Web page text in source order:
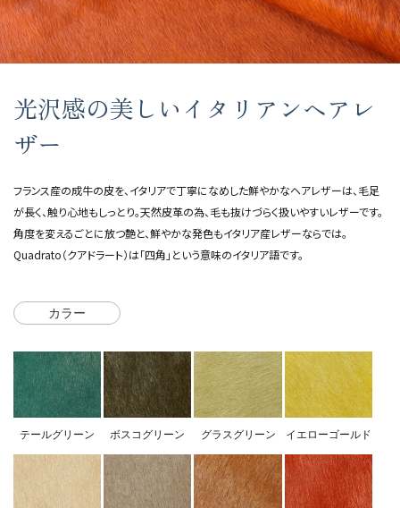
光沢感の美しいイタリアンヘアレ
ザー
フランス産の成牛の皮を、イタリアで丁寧になめした鮮やかなヘアレザーは、毛足
が長く、触り心地もしっとり。天然皮革の為、毛も抜けづらく扱いやすいレザーです。
角度を変えるごとに放つ艶と、鮮やかな発色もイタリア産レザーならでは。
Quadrato（クアドラート）は「四角」という意味のイタリア語です。
カラー
テールグリーン ボスコグリーン グラスグリーン イエローゴールド